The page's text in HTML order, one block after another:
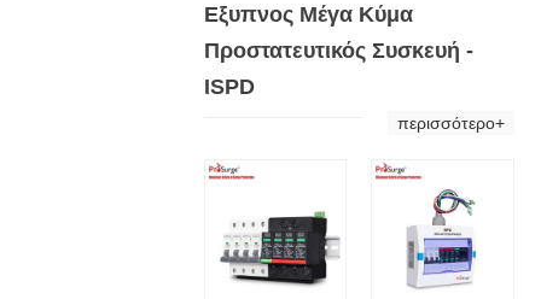
Εξυπνος Μέγα Κύμα
Προστατευτικός Συσκευή -
ISPD
περισσότερο+